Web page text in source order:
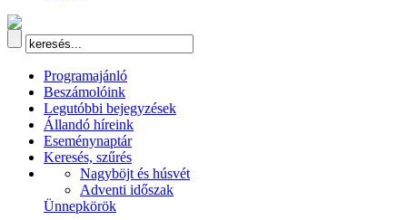
Programajánló
Beszámolóink
Legutóbbi bejegyzések
Állandó híreink
Eseménynaptár
Keresés, szűrés
Nagyböjt és húsvét
Adventi időszak
Ünnepkörök